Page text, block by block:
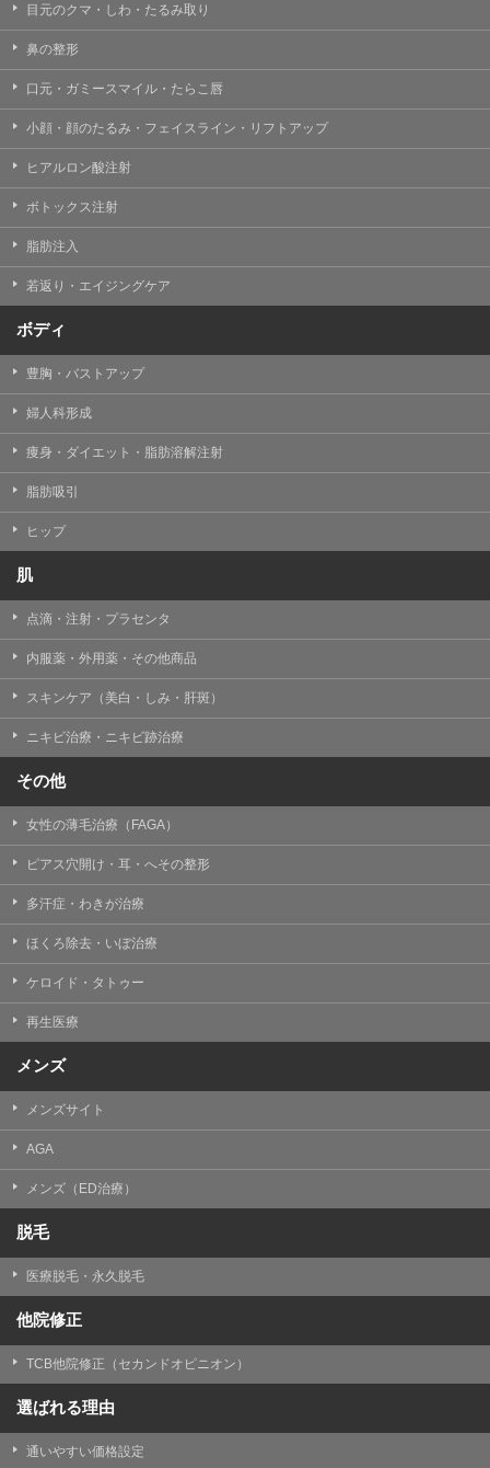
・クリニックの来院予約、医療サービスの提供、医療関
対応等のサービス提供のため
・医療サービスの提供に関する他の医療機関、検査機関
及び研究機関との連携のため
・サービス向上を目的とした医療サービス・販売する医
療関連商品に関する患者様へのアンケートの送受信及び
これに付随する諸対応のため
・Cookie等の技術を用いたアクセス履歴、閲覧記録等に
関する情報の収集、分析
・閲覧記録等から趣味・嗜好を分析した情報を使用して
の広告に利用するため
め
・患者様のサービス利用状況の分析及び症例研究のため
・広告、宣伝、マーケティングのため
【個人情報の管理体制について】
TCBグループは、取り扱う個人情報を、厳正な管理の下
に蓄積・保管し、当該個人情報への不正アクセス・紛
失・破壊・改ざんおよび漏洩等を防止するため、必要か
【個人情報の共同利用について】
TCBグループは、【利用目的】達成に必要な範囲で、取
得情報を共同して利用することがあります。
なお、共同利用にあたっては、一般社団法人メディカル
アライアンスが個人情報の管理について責任を有しま
一般社団法人メディカルアライアンス
代表電話番号03-6459-0169
①共同して利用される情報
【取得する情報】に規定されている取得情報
②共同して利用する者の範囲
【基本理念】に規定するTCBグループ
③共同利用する者の利用目的
【利用目的】の達成のため
【外部委託について】
TCBグループは、【利用目的】の達成に必要な範囲内に
おいて、取得情報の取扱いの全部または一部を外部の業
務委託先に委託することがあります。取得情報の取り扱
いを委託する場合、委託先との間で、個人情報の保護に
正に管理されるよう確保します。
【第三者提供について】
TCBグループは、個人情報保護法その他の法令により認
められる場合を除き、患者様の同意なしに、取得情報を
委託先以外の第三者に開示・提供することはありませ
ん。
TCBグループは、本人の申し出により個人情報に関する
について、これを適切に対応します。
問合せ先：個人情報お問合せフォーム
目元のクマ・しわ・たるみ取り
鼻の整形
口元・ガミースマイル・たらこ唇
小顔・顔のたるみ・フェイスライン・リフトアップ
ヒアルロン酸注射
ボトックス注射
脂肪注入
若返り・エイジングケア
ボディ
豊胸・バストアップ
婦人科形成
痩身・ダイエット・脂肪溶解注射
脂肪吸引
ヒップ
肌
点滴・注射・プラセンタ
内服薬・外用薬・その他商品
スキンケア（美白・しみ・肝斑）
ニキビ治療・ニキビ跡治療
その他
女性の薄毛治療（FAGA）
ピアス穴開け・耳・へその整形
多汗症・わきが治療
ほくろ除去・いぼ治療
ケロイド・タトゥー
再生医療
メンズ
メンズサイト
AGA
メンズ（ED治療）
脱毛
医療脱毛・永久脱毛
他院修正
TCB他院修正（セカンドオピニオン）
選ばれる理由
通いやすい価格設定